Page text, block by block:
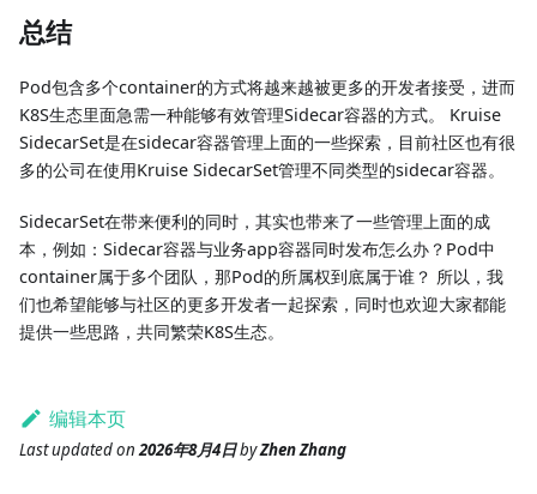
总结
Pod包含多个container的方式将越来越被更多的开发者接受，进而
K8S生态里面急需一种能够有效管理Sidecar容器的方式。 Kruise
SidecarSet是在sidecar容器管理上面的一些探索，目前社区也有很
多的公司在使用Kruise SidecarSet管理不同类型的sidecar容器。
SidecarSet在带来便利的同时，其实也带来了一些管理上面的成
本，例如：Sidecar容器与业务app容器同时发布怎么办？Pod中
container属于多个团队，那Pod的所属权到底属于谁？ 所以，我
们也希望能够与社区的更多开发者一起探索，同时也欢迎大家都能
提供一些思路，共同繁荣K8S生态。
编辑本页
Last updatedon2026年8月4日byZhen Zhang